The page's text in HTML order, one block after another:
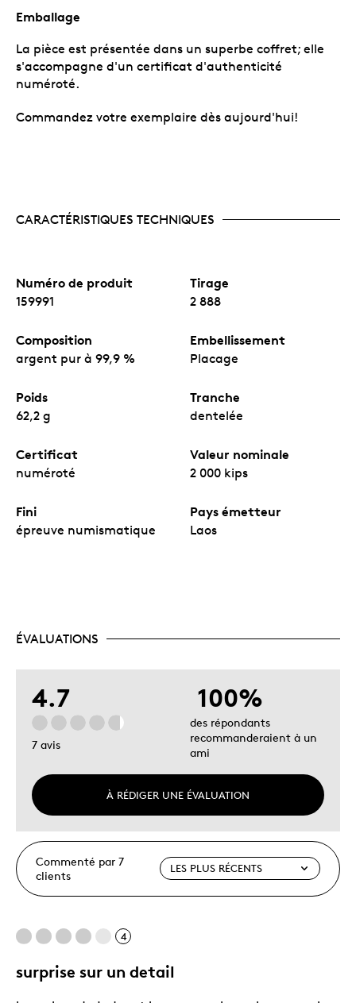
Emballage
La pièce est présentée dans un superbe coffret; elle
s'accompagne d'un certificat d'authenticité
numéroté.
Commandez votre exemplaire dès aujourd'hui!
CARACTÉRISTIQUES TECHNIQUES
Numéro de produit
159991
Tirage
2 888
Composition
argent pur à 99,9 %
Embellissement
Placage
Poids
62,2 g
Tranche
dentelée
Certificat
numéroté
Valeur nominale
2 000 kips
Fini
épreuve numismatique
Pays émetteur
Laos
ÉVALUATIONS
4.7
7 avis
À RÉDIGER UNE ÉVALUATION
100%
des répondants
recommanderaient à un
ami
Commenté par 7
clients
4
surprise sur un detail